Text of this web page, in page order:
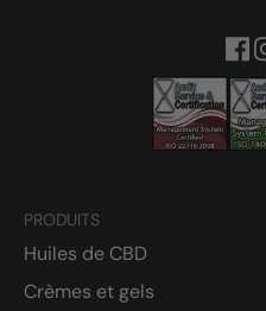
PRODUITS
Huiles de CBD
Crèmes et gels